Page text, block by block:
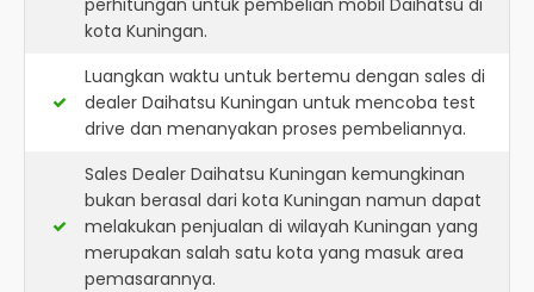
perhitungan untuk pembelian mobil Daihatsu di
kota Kuningan.
Luangkan waktu untuk bertemu dengan sales di
dealer Daihatsu Kuningan untuk mencoba test
drive dan menanyakan proses pembeliannya.
Sales Dealer Daihatsu Kuningan kemungkinan
bukan berasal dari kota Kuningan namun dapat
melakukan penjualan di wilayah Kuningan yang
merupakan salah satu kota yang masuk area
pemasarannya.